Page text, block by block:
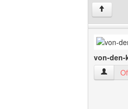
↑
von-den-
von-